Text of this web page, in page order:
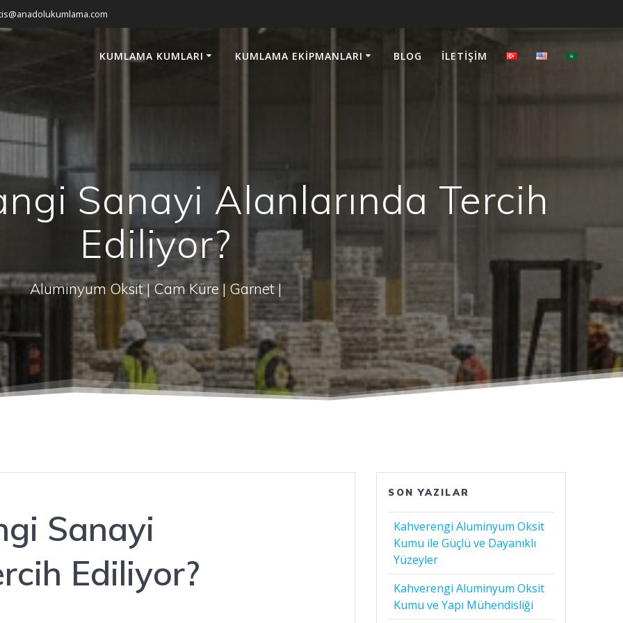
KUMLAMA KUMLARI KUMLAMA EKIPMANLARI BLOG İLETIŞIM
Sanayi Alanlarında Tercih
Ediliyor?
Aluminyum Oksit | Cam Küre | Garnet |
Sanayi
Ediliyor?
SON YAZILAR
Kahverengi Aluminyum Oksit
Kumu ile Güçlü ve Dayanıklı
Yüzeyler
Kahverengi Aluminyum Oksit
Kumu ve Yapı Mühendisliği